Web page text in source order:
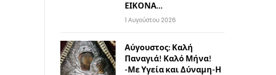
ΕΙΚΟΝΑ…
1 Αυγούστου 2026
Αύγουστος: Καλή
Παναγιά! Καλό Μήνα!
-Με Υγεία και Δύναμη-Η